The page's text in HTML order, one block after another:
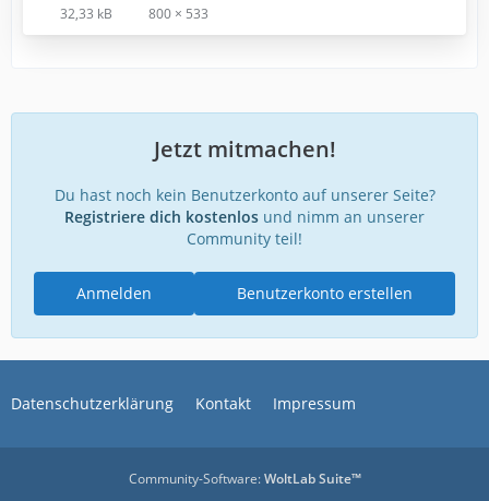
32,33 kB 800 × 533
Jetzt mitmachen!
Du hast noch kein Benutzerkonto auf unserer Seite?
Registriere dich kostenlos und nimm an unserer
Community teil!
Benutzerkonto erstellen
Anmelden
Datenschutzerklärung Kontakt Impressum
Community-Software:WoltLab Suite™